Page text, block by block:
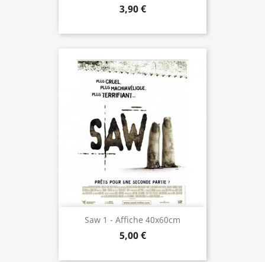
3,90 €
Saw 1 - Affiche 40x60cm
5,00 €